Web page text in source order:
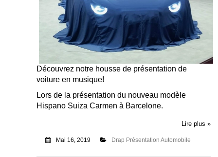
Découvrez notre housse de présentation de
voiture en musique!
Lors de la présentation du nouveau modèle
Hispano Suiza Carmen à Barcelone.
Lire plus »
Mai 16, 2019 Drap Présentation Automobile